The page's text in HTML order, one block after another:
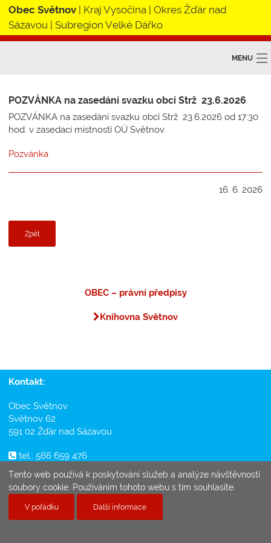
Obec Světnov | Kraj Vysočina | Okres Žďár nad
Sázavou |Subregion Velké Dářko
MENU
Obecní úřad
Subregion V. Dářko
POZVÁNKA na zasedání svazku obci Strž 23.6.2026
POZVÁNKA na zasedání svazku obci Strž 23.6.2026 od 17:30
hod. v zasedací místnosti OÚ Světnov
Pozvánka
16. 6. 2026
Zpět
OBEC – právní předpisy
Knihovna Světnov
Kontakt:
Obec Světnov
Světnov 62
591 02 Žďár nad Sázavou
tel.: 566 659 476
mobil: 605 143 578
e-mail: obec@svetnov.cz
2026 Obec Světnov |mapa serveru
Tento web používá k poskytování služeb a analýze návštěvnosti
soubory cookie. Používáním tohoto webu s tím souhlasíte.
V pořádku Další informace